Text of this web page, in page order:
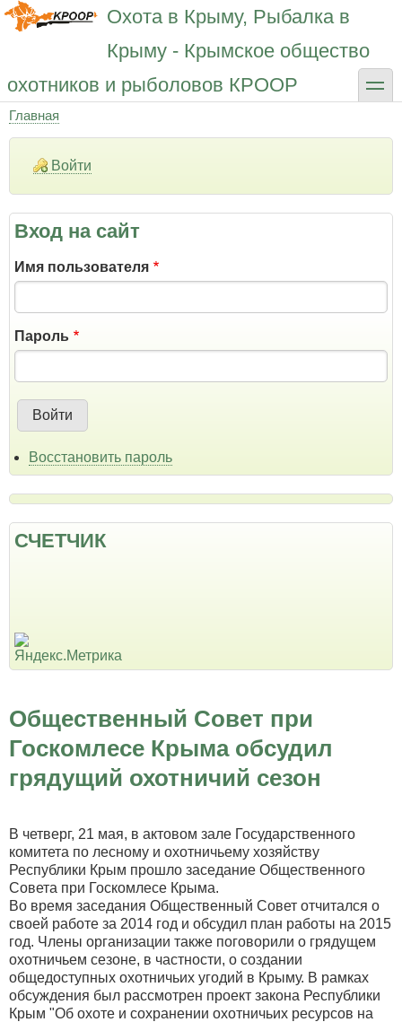
Перейти
Охота в Крыму, Рыбалка в
Крыму - Крымское общество
охотников и рыболовов КРООР
toggle
Строка
навигации
Главная
Войти
Вход на сайт
Имя пользователя
Пароль
Восстановить пароль
СЧЕТЧИК
Общественный Совет при
Госкомлесе Крыма обсудил
грядущий охотничий сезон
В четверг, 21 мая, в актовом зале Государственного
комитета по лесному и охотничьему хозяйству
Республики Крым прошло заседание Общественного
Совета при Госкомлесе Крыма.
Во время заседания Общественный Совет отчитался о
своей работе за 2014 год и обсудил план работы на 2015
год. Члены организации также поговорили о грядущем
охотничьем сезоне, в частности, о создании
общедоступных охотничьих угодий в Крыму. В рамках
обсуждения был рассмотрен проект закона Республики
Крым "Об охоте и сохранении охотничьих ресурсов на